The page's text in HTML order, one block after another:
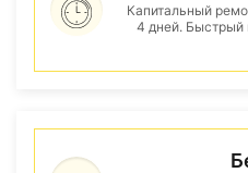
Капитальный
4 дней. Быстрый